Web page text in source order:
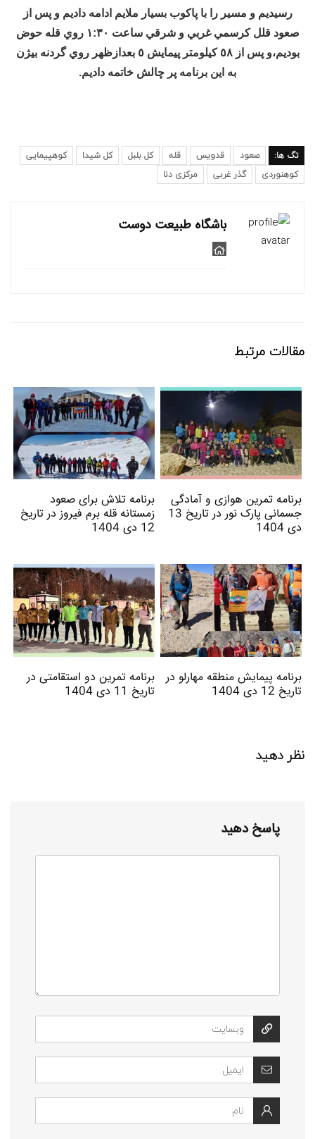
رسيديم و مسير را با پاكوب بسيار ملايم ادامه داديم و پس از
صعود قلل كرسمي غربي و شرقي ساعت ١:٣٠ روي قله حوض
بوديم،و پس از ٥٨ كيلومتر پيمايش ٥ بعدازظهر روي گردنه بيژن
به اين برنامه پر چالش خاتمه داديم.
تگ ها: صعود قدويس قله كل بلبل كل شيدا
کوهپیمایی
کوهنوردی
گذر غربی مرکزی دنا
باشگاه طبیعت دوست
مقالات مرتبط
برنامه تمرین هوازی و آمادگی
جسمانی پارک نور در تاریخ 13
دی 1404
برنامه تلاش برای صعود
زمستانه قله برم فیروز در تاریخ
12 دی 1404
برنامه پیمایش منطقه مهارلو در
تاریخ 12 دی 1404
برنامه تمرین دو استقامتی در
تاریخ 11 دی 1404
نظر دهید
پاسخ دهید